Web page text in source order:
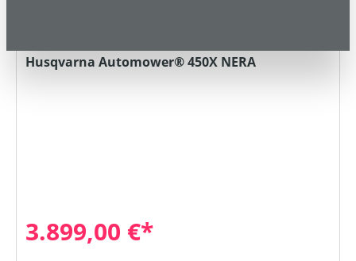
Husqvarna Automower® 450X NERA
3.899,00 €*